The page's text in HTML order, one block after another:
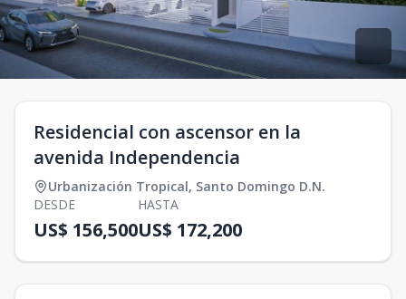
Residencial con ascensor en la
avenida Independencia
Urbanización Tropical, Santo Domingo D.N.
DESDE
US$ 156,500
HASTA
US$ 172,200